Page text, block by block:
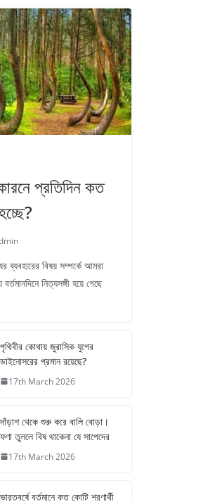
প্রতিদিন কত
ব্যবহারের বিষয় সম্পর্কে আমরা
নিত্যসঙ্গী হয়ে গেছে
পৃথিবীর কোথায় জুরাসিক যুগের
ডাইনোসরের প্রমান রয়েছে?
17th March 2026
দাঁড়াশ থেকে শুরু করে বালি বোড়া।
ফণা তুললে বিষ থাকেনা যে সাপেদের
17th March 2026
ভারতবর্ষে বর্তমানে কত কোটি শরণার্থী